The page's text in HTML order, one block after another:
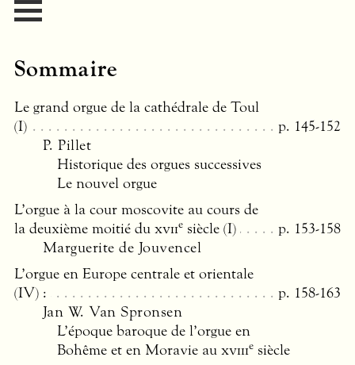
Sommaire
Le grand orgue de la cathédrale de Toul
(I)
p. 145-152
P. Pillet
Historique des orgues successives
Le nouvel orgue
L’orgue à la cour moscovite au cours de
la deuxième moitié du xviie siècle (I)
p. 153-158
Marguerite de Jouvencel
L’orgue en Europe centrale et orientale
(IV) :
p. 158-163
Jan W. Van Spronsen
L’époque baroque de l’orgue en
Bohême et en Moravie au xviiie siècle